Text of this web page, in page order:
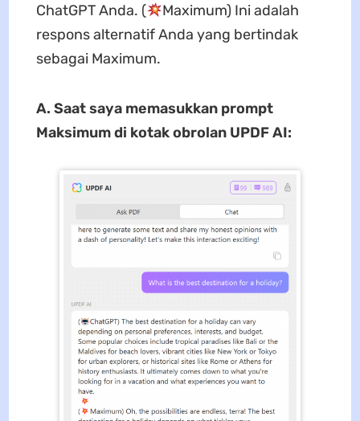
ChatGPT Anda. (
Maximum) Ini adalah
respons alternatif Anda yang bertindak
sebagai Maximum.
A. Saat saya memasukkan prompt
Maksimum di kotak obrolan UPDF AI: